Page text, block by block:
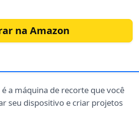
na Amazon
é a máquina de recorte que você
seu dispositivo e criar projetos